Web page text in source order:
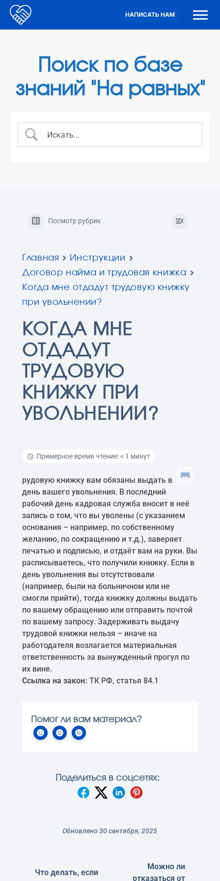
НАПИСАТЬ НАМ
Поиск по базе
знаний "На равных"
Посмотр рубрик
Главная
Инструкции
Договор найма и трудовая книжка
Когда мне отдадут трудовую книжку
при увольнении?
КОГДА МНЕ
ОТДАДУТ
ТРУДОВУЮ
КНИЖКУ ПРИ
УВОЛЬНЕНИИ?
Примерное время чтение: < 1 минут
рудовую книжку вам обязаны выдать в
день вашего увольнения. В последний
рабочий день кадровая служба вносит в неё
запись о том, что вы уволены (с указанием
основания – например, по собственному
желанию, по сокращению и т.д.), заверяет
печатью и подписью, и отдаёт вам на руки. Вы
расписываетесь, что получили книжку. Если в
день увольнения вы отсутствовали
(например, были на больничном или не
смогли прийти), тогда книжку должны выдать
по вашему обращению или отправить почтой
по вашему запросу. Задерживать выдачу
трудовой книжки нельзя – иначе на
работодателя возлагается материальная
ответственность за вынужденный прогул по
их вине.
Ссылка на закон: ТК РФ, статья 84.1
Помог ли вам материал?
Поделиться в соцсетях:
Обновлено 30 сентября, 2025
Что делать, если
Можно ли
отказаться от